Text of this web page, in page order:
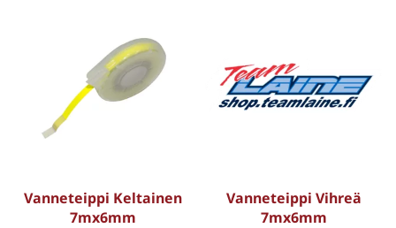
Vanneteippi Keltainen
7mx6mm
Vanneteippi Vihreä
7mx6mm